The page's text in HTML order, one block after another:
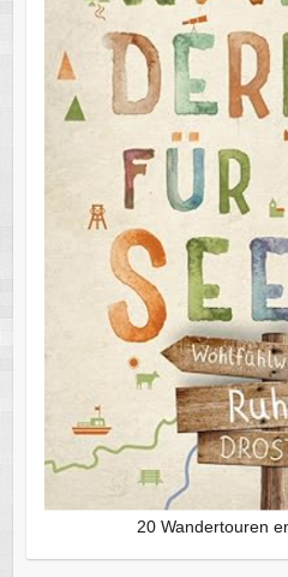
20 Wandertouren